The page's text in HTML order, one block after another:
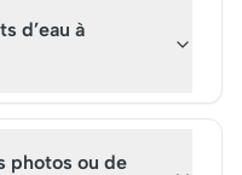
d’eau à
photos ou de